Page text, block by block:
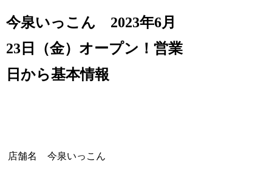
今泉いっこん 2023年6月
23日（金）オープン！営業
日から基本情報
店舗名
今泉いっこん